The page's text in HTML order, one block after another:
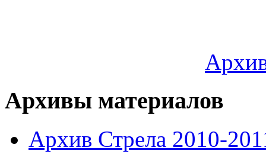
Архивы материалов
Архив Стрела 2010-